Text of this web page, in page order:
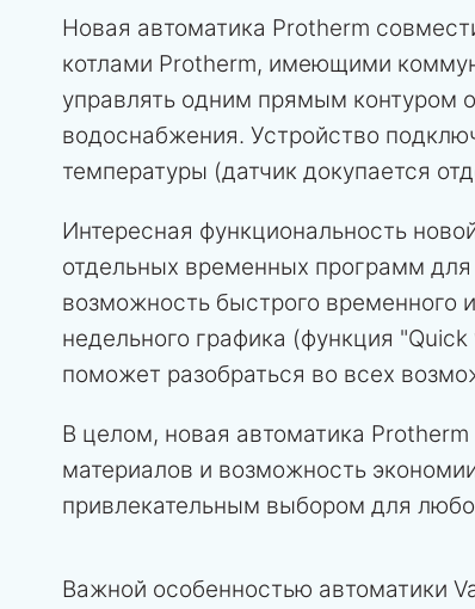
Новая автоматика Protherm
котлами Protherm, имеющими
управлять одним прямым контуром
водоснабжения. Устройство
температуры (датчик докупается
Интересная функциональность
отдельных временных программ
возможность быстрого временного
недельного графика (функция
поможет разобраться во всех
В целом, новая автоматика
материалов и возможность
привлекательным выбором для
Важной особенностью автоматики